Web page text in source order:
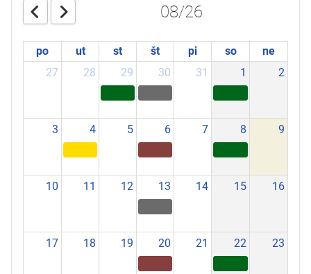
08/26
po ut st št pi so
ne
27
28 29 30 31 1 2
3 4 5 6 7 8 9
10 11 12 13 14 15 16
17 18 19 20 21 22 23